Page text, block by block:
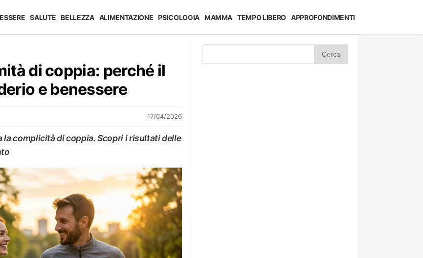
SALUTE BELLEZZA ALIMENTAZIONE PSICOLOGIA MAMMA TEMPO LIBERO APPROFONDIMENTI
di coppia: perché il
e benessere
17/04/2026
la complicità di coppia. Scopri i risultati delle